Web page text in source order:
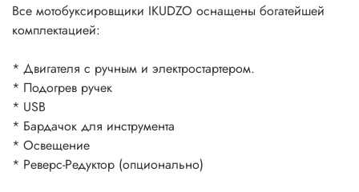
Все мотобуксировщики IKUDZO оснащены богатейшей
комплектацией:
* Двигателя с ручным и электростартером.
* Подогрев ручек
* USB
* Бардачок для инструмента
* Освещение
* Реверс-Редуктор (опционально)